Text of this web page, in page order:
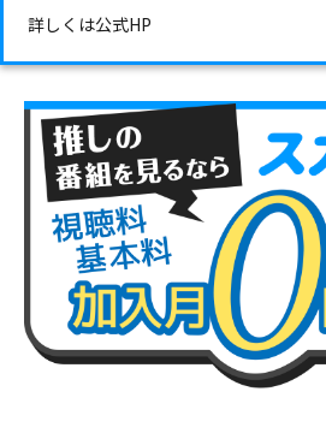
詳しくは公式HP